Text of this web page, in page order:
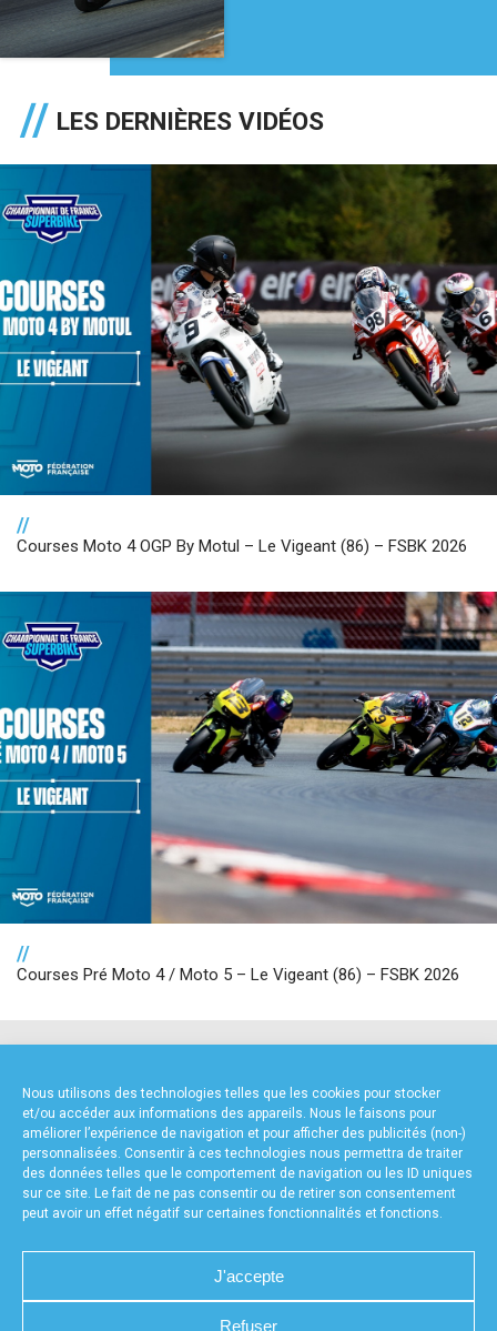
Nous utilisons des technologies telles que les cookies pour stocker
et/ou accéder aux informations des appareils. Nous le faisons pour
améliorer l’expérience de navigation et pour afficher des publicités (non-)
personnalisées. Consentir à ces technologies nous permettra de traiter
des données telles que le comportement de navigation ou les ID uniques
sur ce site. Le fait de ne pas consentir ou de retirer son consentement
peut avoir un effet négatif sur certaines fonctionnalités et fonctions.
J'accepte
Refuser
LES DERNIÈRES VIDÉOS
//
Courses Moto 4 OGP By Motul – Le Vigeant (86) – FSBK 2026
//
Courses Pré Moto 4 / Moto 5 – Le Vigeant (86) – FSBK 2026